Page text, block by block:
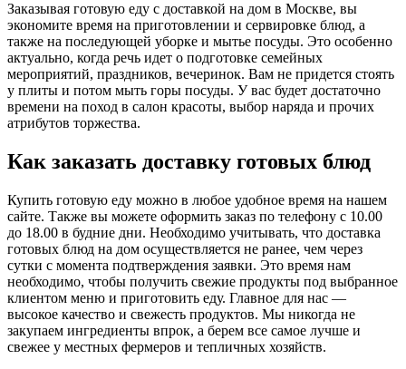
Заказывая готовую еду с доставкой на дом в Москве, вы
экономите время на приготовлении и сервировке блюд, а
также на последующей уборке и мытье посуды. Это особенно
актуально, когда речь идет о подготовке семейных
мероприятий, праздников, вечеринок. Вам не придется стоять
у плиты и потом мыть горы посуды. У вас будет достаточно
времени на поход в салон красоты, выбор наряда и прочих
атрибутов торжества.
Как заказать доставку готовых блюд
Купить готовую еду можно в любое удобное время на нашем
сайте. Также вы можете оформить заказ по телефону с 10.00
до 18.00 в будние дни. Необходимо учитывать, что доставка
готовых блюд на дом осуществляется не ранее, чем через
сутки с момента подтверждения заявки. Это время нам
необходимо, чтобы получить свежие продукты под выбранное
клиентом меню и приготовить еду. Главное для нас —
высокое качество и свежесть продуктов. Мы никогда не
закупаем ингредиенты впрок, а берем все самое лучше и
свежее у местных фермеров и тепличных хозяйств.